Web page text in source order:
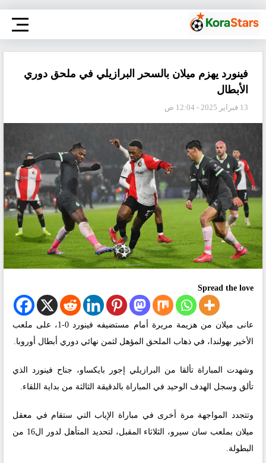
فينورد يهزم ميلان بالسحر البرازيلي في ملحق دوري
الأبطال
13 فبراير 2025 - 12:04 ص
Spread the love
عانى ميلان من هزيمة مريرة أمام مستضيفه فينورد 0-1، على ملعب
الأخير بهولندا، في ذهاب الملحق المؤهل لثمن نهائي دوري أبطال أوروبا.
وشهدت المباراة تألقا من البرازيلي إجور بايكساو، جناح فينورد الذي
تألق وسجل الهدف الوحيد في المباراة بالدقيقة الثالثة من بداية اللقاء.
وتتجدد المواجهة مرة أخرى في مباراة الإياب التي ستقام في معقل
ميلان بملعب سان سيرو، الثلاثاء المقبل، لتحديد المتأهل لدور ال16 من
البطولة.